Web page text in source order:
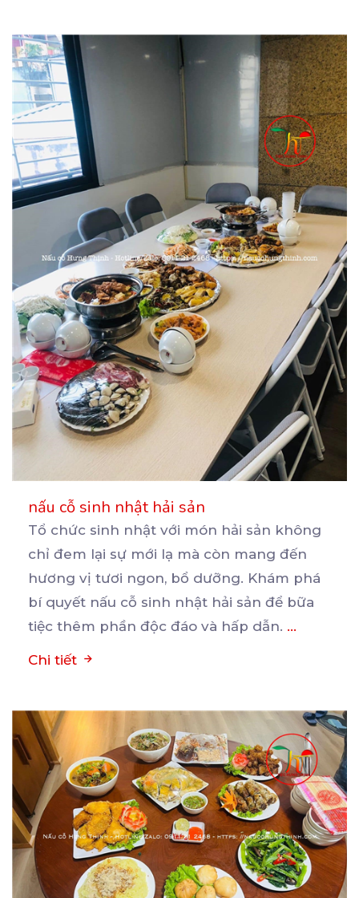
nấu cỗ sinh nhật hải sản
Tổ chức sinh nhật với món hải sản không
chỉ đem lại sự mới lạ mà còn mang đến
hương vị tươi ngon, bổ dưỡng. Khám phá
bí quyết nấu cỗ sinh nhật hải sản để bữa
tiệc thêm phần độc đáo và hấp dẫn. ...
Chi tiết